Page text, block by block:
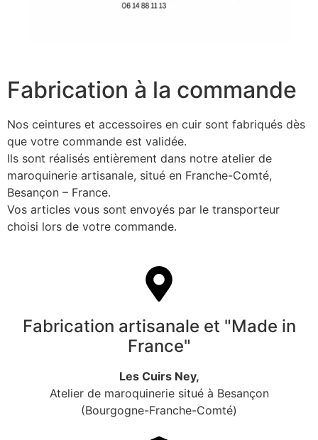
Fabrication à la commande
Nos ceintures et accessoires en cuir sont fabriqués dès
que votre commande est validée.
Ils sont réalisés entièrement dans notre atelier de
maroquinerie artisanale, situé en Franche-Comté,
Besançon – France.
Vos articles vous sont envoyés par le transporteur
choisi lors de votre commande.
Fabrication artisanale et "Made in
France"
Les Cuirs Ney,
Atelier de maroquinerie situé à Besançon
(Bourgogne-Franche-Comté)